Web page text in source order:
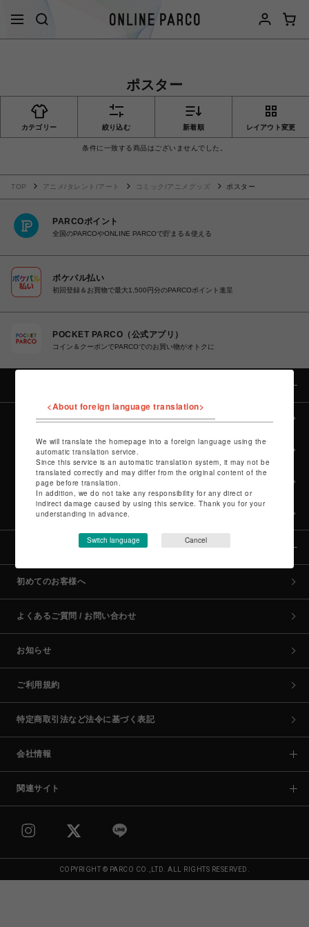
ポスター
カテゴリー 絞り込む 新着順 レイアウト変更
条件に一致する商品はございませんでした。
TOP アニメ/タレント/アート コミック/アニメグッズ ポスター
PARCOポイント
全国のPARCOやONLINE PARCOで貯まる＆使える
ポケパル払い
初回登録＆お買物で最大1,500円分のPARCOポイント進呈
POCKET PARCO（公式アプリ）
コイン＆クーポンでPARCOでのお買い物がオトクに
全カテゴリーから探す
culture TOP
POP-UP SHOP TOP
PARCO GAMES TOP
全国のPARCO店舗
初めてのお客様へ
よくあるご質問 / お問い合わせ
お知らせ
ご利用規約
特定商取引法など法令に基づく表記
会社情報
関連サイト
COPYRIGHT © PARCO CO.,LTD. ALL RIGHTS RESERVED.
<About foreign language translation>
We will translate the homepage into a foreign language using the
automatic translation service.
Since this service is an automatic translation system, it may not be
translated correctly and may differ from the original content of the
page before translation.
In addition, we do not take any responsibility for any direct or
indirect damage caused by using this service. Thank you for your
understanding in advance.
Switch language Cancel